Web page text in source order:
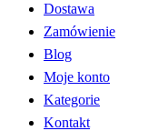
Dostawa
Zamówienie
Blog
Moje konto
Kategorie
Kontakt